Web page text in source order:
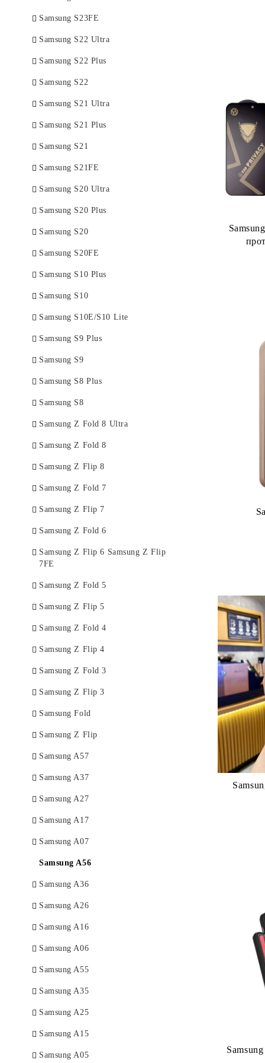
Samsung S23FE
Samsung S22 Ultra
Samsung S22 Plus
Samsung S22
Samsung S21 Ultra
Samsung S21 Plus
Samsung S21
Samsung S21FE
Samsung S20 Ultra
Samsung S20 Plus
Samsung S20
Samsung S20FE
Samsung S10 Plus
Samsung S10
Samsung S10E/S10 Lite
Samsung S9 Plus
Samsung S9
Samsung S8 Plus
Samsung S8
Samsung Z Fold 8 Ultra
Samsung Z Fold 8
Samsung Z Flip 8
Samsung Z Fold 7
Samsung Z Flip 7
Samsung Z Fold 6
Samsung Z Flip 6 Samsung Z Flip
7FE
Samsung Z Fold 5
Samsung Z Flip 5
Samsung Z Fold 4
Samsung Z Flip 4
Samsung Z Fold 3
Samsung Z Flip 3
Samsung Fold
Samsung Z Flip
Samsung A57
Samsung A37
Samsung A27
Samsung A17
Samsung A07
Samsung A56
Samsung A36
Samsung A26
Samsung A16
Samsung A06
Samsung A55
Samsung A35
Samsung A25
Samsung A15
Samsung A05